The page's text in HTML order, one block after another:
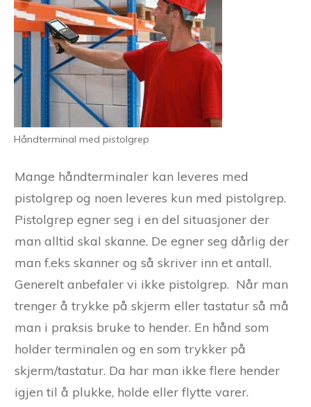
Håndterminal med pistolgrep
Mange håndterminaler kan leveres med
pistolgrep og noen leveres kun med pistolgrep.
Pistolgrep egner seg i en del situasjoner der
man alltid skal skanne. De egner seg dårlig der
man f.eks skanner og så skriver inn et antall.
Generelt anbefaler vi ikke pistolgrep. Når man
trenger å trykke på skjerm eller tastatur så må
man i praksis bruke to hender. En hånd som
holder terminalen og en som trykker på
skjerm/tastatur. Da har man ikke flere hender
igjen til å plukke, holde eller flytte varer.